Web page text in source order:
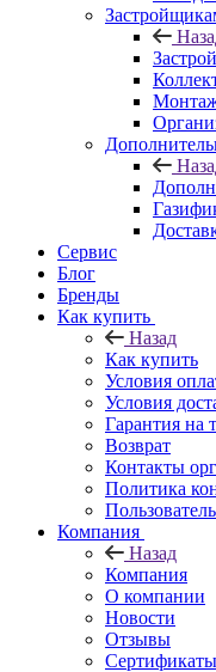
Сервис
Блог
Бренды
Как купить
Назад
Как купить
Условия
Условия
Гарантия на
Возврат
Контакты
Политика
Компания
Назад
Компания
О компании
Новости
Отзывы